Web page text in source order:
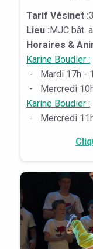
Tarif Vésinet :
Lieu :MJC bât.
Horaires &
Karine Boudier :
-
Mardi 17h -
-
Mercredi
Karine Boudier :
-
Mercredi